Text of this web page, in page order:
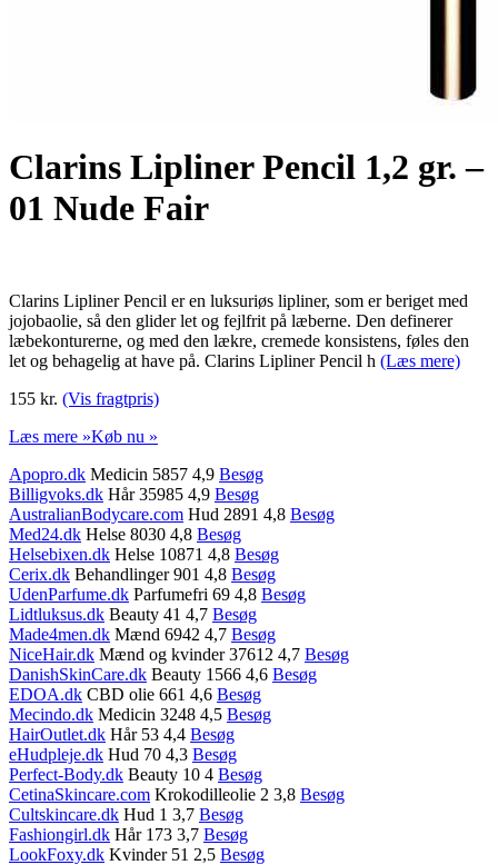
Clarins Lipliner Pencil 1,2 gr. –
01 Nude Fair
Clarins Lipliner Pencil er en luksuriøs lipliner, som er beriget med
jojobaolie, så den glider let og fejlfrit på læberne. Den definerer
læbekonturerne, og med den lækre, cremede konsistens, føles den
let og behagelig at have på. Clarins Lipliner Pencil h (Læs mere)
155 kr. (Vis fragtpris)
Læs mere »Køb nu »
Apopro.dk Medicin 5857 4,9 Besøg
Billigvoks.dk Hår 35985 4,9 Besøg
AustralianBodycare.com Hud 2891 4,8 Besøg
Med24.dk Helse 8030 4,8 Besøg
Helsebixen.dk Helse 10871 4,8 Besøg
Cerix.dk Behandlinger 901 4,8 Besøg
UdenParfume.dk Parfumefri 69 4,8 Besøg
Lidtluksus.dk Beauty 41 4,7 Besøg
Made4men.dk Mænd 6942 4,7 Besøg
NiceHair.dk Mænd og kvinder 37612 4,7 Besøg
DanishSkinCare.dk Beauty 1566 4,6 Besøg
EDOA.dk CBD olie 661 4,6 Besøg
Mecindo.dk Medicin 3248 4,5 Besøg
HairOutlet.dk Hår 53 4,4 Besøg
eHudpleje.dk Hud 70 4,3 Besøg
Perfect-Body.dk Beauty 10 4 Besøg
CetinaSkincare.com Krokodilleolie 2 3,8 Besøg
Cultskincare.dk Hud 1 3,7 Besøg
Fashiongirl.dk Hår 173 3,7 Besøg
LookFoxy.dk Kvinder 51 2,5 Besøg